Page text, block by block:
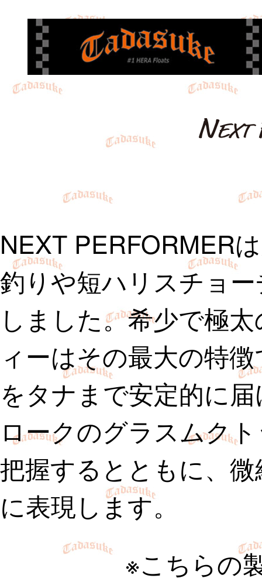
NEXT PERFORMER
釣りや短ハリスチョ
しました。希少で極
ィーはその最大の特
をタナまで安定的に
ロークのグラスムク
把握するとともに、
に表現します。
※こちらの